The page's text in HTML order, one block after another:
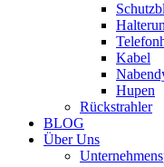
Kabel
Hupen
Rückstrahler
BLOG
Über Uns